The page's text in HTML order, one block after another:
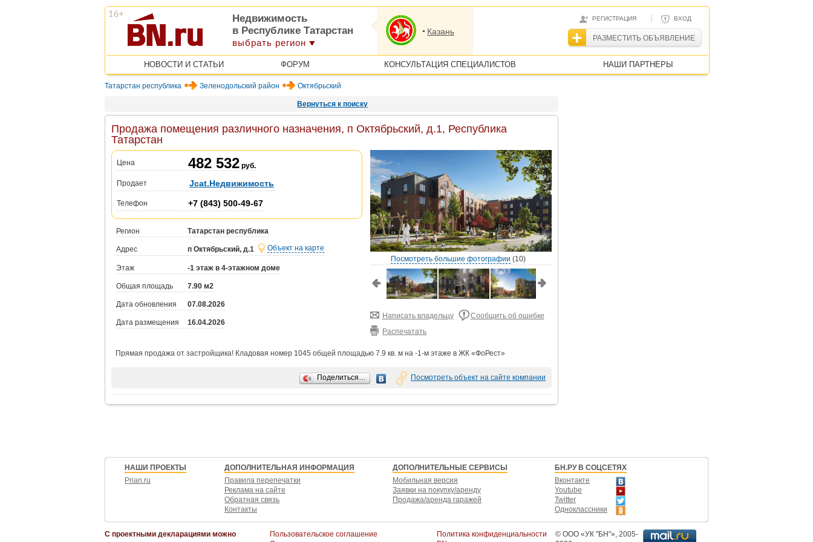
РЕГИСТРАЦИЯ | ВХОД
РАЗМЕСТИТЬ ОБЪЯВЛЕНИЕ
Недвижимость
в Республике Татарстан
выбрать регион
Казань
НОВОСТИ И СТАТЬИ ФОРУМ КОНСУЛЬТАЦИЯ СПЕЦИАЛИСТОВ НАШИ ПАРТНЕРЫ
Татарстан республика Зеленодольский район Октябрьский
Вернуться к поиску
Продажа помещения различного назначения, п Октябрьский, д.1, Республика
Татарстан
Цена 482 532 руб.
Продает Jcat.Недвижимость
Телефон +7 (843) 500-49-67
Регион Татарстан республика
Адрес п Октябрьский, д.1 Объект на карте
Этаж -1 этаж в 4-этажном доме
Общая площадь 7.90 м2
Дата обновления 07.08.2026
Дата размещения 16.04.2026
Посмотреть большие фотографии (10)
Написать владельцу
Сообщить об ошибке
Распечатать
Прямая продажа от застройщика! Кладовая номер 1045 общей площадью 7.9 кв. м на -1-м этаже в ЖК «ФоРест»
Посмотреть объект на сайте компании
Поделиться…
НАШИ ПРОЕКТЫ
Prian.ru
ДОПОЛНИТЕЛЬНАЯ ИНФОРМАЦИЯ
Правила перепечатки
Реклама на сайте
Обратная связь
Контакты
ДОПОЛНИТЕЛЬНЫЕ СЕРВИСЫ
Мобильная версия
Заявки на покупку/аренду
Продажа/аренда гаражей
БН.РУ В СОЦСЕТЯХ
Вконтакте
Youtube
Twitter
Одноклассники
С проектными декларациями можно
Пользовательское соглашение
Политика конфиденциальности
© ООО «УК "БН"», 2005-